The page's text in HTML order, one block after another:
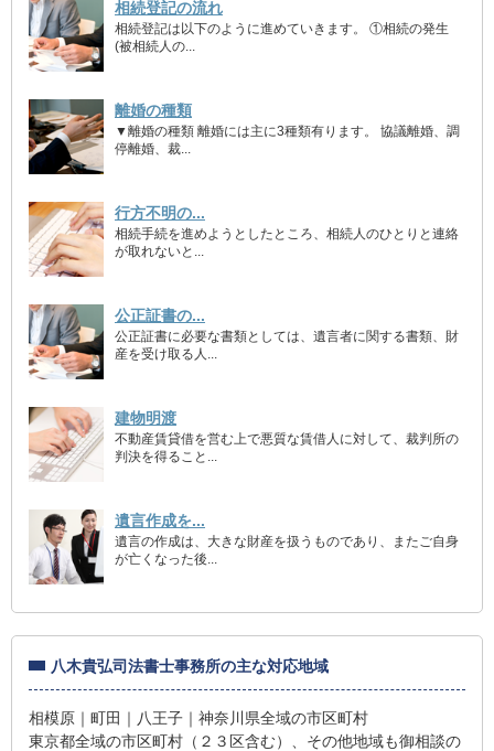
相続登記の流れ
相続登記は以下のように進めていきます。 ①相続の発生
(被相続人の...
離婚の種類
▼離婚の種類 離婚には主に3種類有ります。 協議離婚、調
停離婚、裁...
行方不明の...
相続手続を進めようとしたところ、相続人のひとりと連絡
が取れないと...
公正証書の...
公正証書に必要な書類としては、遺言者に関する書類、財
産を受け取る人...
建物明渡
不動産賃貸借を営む上で悪質な賃借人に対して、裁判所の
判決を得ること...
遺言作成を...
遺言の作成は、大きな財産を扱うものであり、またご自身
が亡くなった後...
八木貴弘司法書士事務所の主な対応地域
相模原｜町田｜八王子｜神奈川県全域の市区町村
東京都全域の市区町村（２３区含む）、その他地域も御相談の